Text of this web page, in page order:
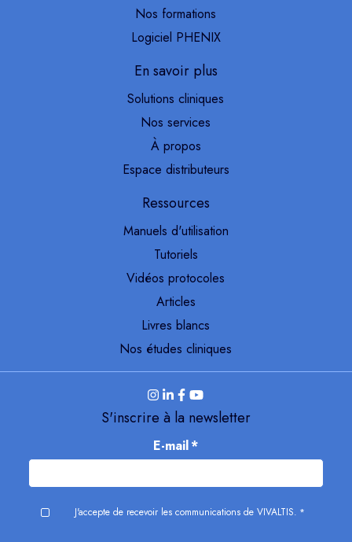
Nos formations
Logiciel PHENIX
En savoir plus
Solutions cliniques
Nos services
À propos
Espace distributeurs
Ressources
Manuels d'utilisation
Tutoriels
Vidéos protocoles
Articles
Livres blancs
Nos études cliniques
S'inscrire à la newsletter
E-mail*
J'accepte de recevoir les communications de VIVALTIS. *